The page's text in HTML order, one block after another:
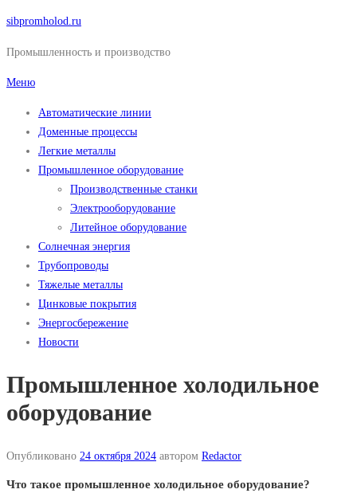
Перейти
содержимому
sibpromholod.ru
Промышленность и производство
Меню
Автоматические линии
Доменные процессы
Легкие металлы
Промышленное оборудование
Производственные станки
Электрооборудование
Литейное оборудование
Солнечная энергия
Трубопроводы
Тяжелые металлы
Цинковые покрытия
Энергосбережение
Новости
Промышленное холодильное
оборудование
Опубликовано 24 октября 2024 автором Redactor
Что такое промышленное холодильное оборудование?